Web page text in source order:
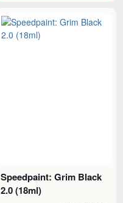
Speedpaint: Grim Black
2.0 (18ml)